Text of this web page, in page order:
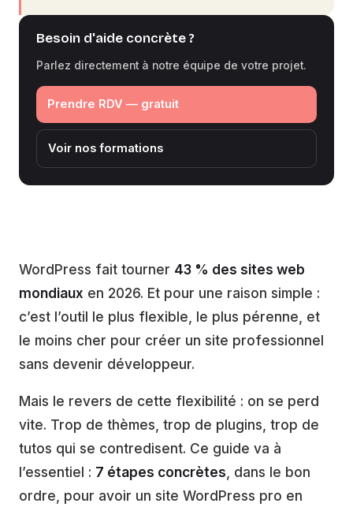
WordPress fait tourner 43 % des sites web
mondiaux en 2026. Et pour une raison simple :
c’est l’outil le plus flexible, le plus pérenne, et
le moins cher pour créer un site professionnel
sans devenir développeur.
Mais le revers de cette flexibilité : on se perd
vite. Trop de thèmes, trop de plugins, trop de
tutos qui se contredisent. Ce guide va à
l’essentiel : 7 étapes concrètes, dans le bon
ordre, pour avoir un site WordPress pro en
Besoin d'aide concrète ?
Parlez directement à notre équipe de votre projet.
Prendre RDV — gratuit
Voir nos formations